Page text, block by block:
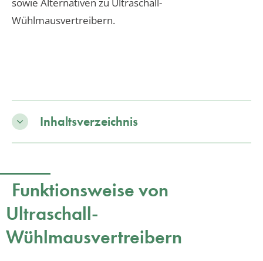
Wühlmausvertreibern.
Inhaltsverzeichnis
Funktionsweise von
Ultraschall-
Wühlmausvertreibern